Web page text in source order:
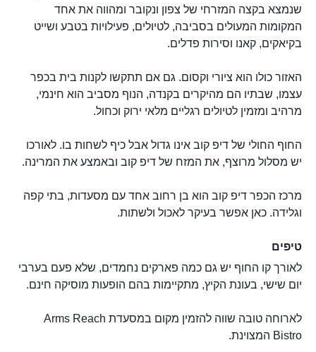
שנמצא בקצה המזרחי של צפון ונקובר ומהווה את אחד
המקומות המעולים בסביבה, לטיולים, פעילויות בטבע ושייט
בקיאקים, קאנו וסירות פדלים.
האזור כולו הוא ציורי וקסום. גם אם תתקשו לקנות בית בכפר
עצמו, שבתיו הם מהיקרים בקנדה, הנוף מסביב הוא חינמי,
מרהיב ומזמין לטיולים רגליים מלאי ירוק וכחול.
החוף החולי של דיפ קוב אינו גדול אבל כיף לשחות בו. לאורכו
יש מסלול מרוצף, את המזח של דיפ קוב ובאמצע את המרינה.
מרכז הכפר דיפ קוב הוא בן רחוב אחד עם מסעדות, בתי קפה
וגלידה. כאן אפשר בעיקר לאכול ולשתות.
טיפים
לאורך קו החוף יש גם כמה פארקים נחמדים, שלא פעם בערבי
יום שישי, בעונת הקיץ, מתקיימות בהם הופעות מוסיקה חינם.
לארוחה טובה שווה להזמין מקום במסעדת Arms Reach
Bistro המצוינת.